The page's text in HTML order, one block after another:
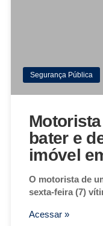
Segurança Pública
bater e
imóvel
O motorista de
sexta-feira (7)
Acessar »